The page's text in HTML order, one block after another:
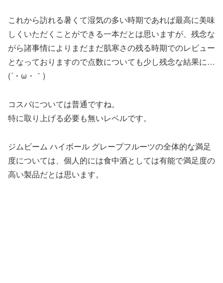
これから訪れる暑くて湿気の多い時期であれば最高に美味
しくいただくことができる一本だとは思いますが、残念な
がら諸事情によりまだまだ肌寒さの残る時期でのレビュー
となっておりますので点数についても少し残念な結果に…
(´・ω・｀)
コスパについては普通ですね。
特に取り上げる必要も無いレベルです。
ジムビーム ハイボール グレープフルーツの全体的な満足
度については、個人的には食中酒としては有能で満足度の
高い製品だとは思います。